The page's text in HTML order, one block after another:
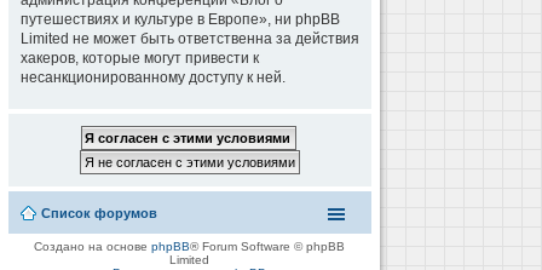
путешествиях и культуре в Европе», ни phpBB
Limited не может быть ответственна за действия
хакеров, которые могут привести к
несанкционированному доступу к ней.
Список форумов
Создано на основеphpBB® Forum Software © phpBB
Limited